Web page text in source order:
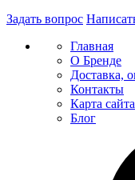
Задать вопрос
Главная
О Бренде
Доставка,
Контакты
Карта сайта
Блог